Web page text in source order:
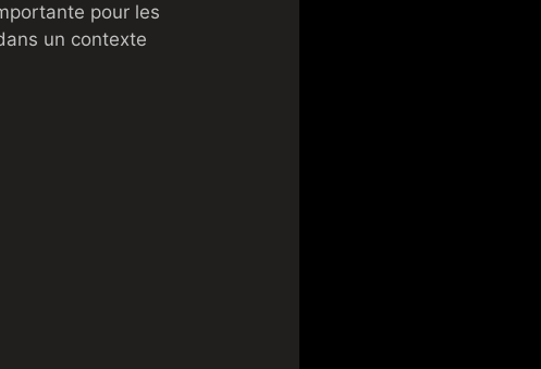
pour les
un contexte